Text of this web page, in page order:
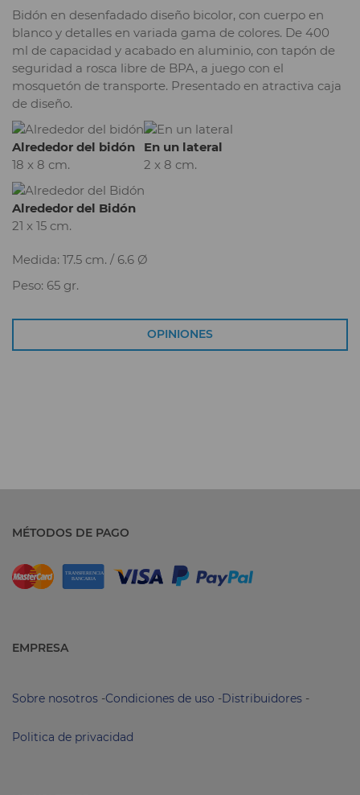
Bidón en desenfadado diseño bicolor, con cuerpo en
blanco y detalles en variada gama de colores. De 400
ml de capacidad y acabado en aluminio, con tapón de
seguridad a rosca libre de BPA, a juego con el
mosquetón de transporte. Presentado en atractiva caja
de diseño.
Alrededor del bidón
18 x 8 cm.
En un lateral
2 x 8 cm.
Alrededor del Bidón
21 x 15 cm.
Medida: 17.5 cm. / 6.6 Ø
Peso: 65 gr.
OPINIONES
MÉTODOS DE PAGO
EMPRESA
Sobre nosotros -Condiciones de uso -Distribuidores -
Politica de privacidad